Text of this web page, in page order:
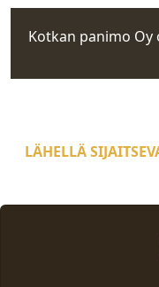
Kotkan panimo Oy
LÄHELLÄ